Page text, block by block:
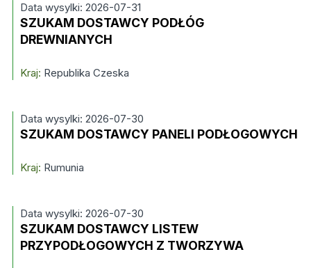
Data wysylki: 2026-07-31
SZUKAM DOSTAWCY PODŁÓG
DREWNIANYCH
Kraj: Republika Czeska
Data wysylki: 2026-07-30
SZUKAM DOSTAWCY PANELI PODŁOGOWYCH
Kraj: Rumunia
Data wysylki: 2026-07-30
SZUKAM DOSTAWCY LISTEW
PRZYPODŁOGOWYCH Z TWORZYWA